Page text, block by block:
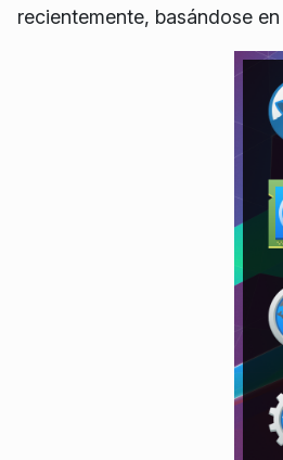
recientemente, basándose